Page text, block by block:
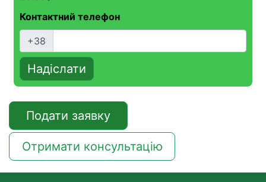
Контактний телефон
+38
Надіслати
Подати заявку
Отримати консультацію